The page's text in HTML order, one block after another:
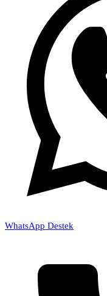
WhatsApp Destek